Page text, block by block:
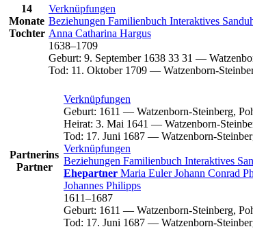
14
Monate
Tochter
Verknüpfungen
Beziehungen Familienbuch Interaktives
Anna Catharina Hargus
1638–1709
Geburt: 9. September 1638 33 31 —
Tod: 11. Oktober 1709 — Watzenborn-
Partnerins
Partner
Verknüpfungen
Geburt: 1611 — Watzenborn-Steinberg,
Heirat: 3. Mai 1641 — Watzenborn-
Tod: 17. Juni 1687 — Watzenborn-
Verknüpfungen
Beziehungen Familienbuch Interaktives
Ehepartner Maria Euler Johann Conrad
Johannes Philipps
1611–1687
Geburt: 1611 — Watzenborn-Steinberg,
Tod: 17. Juni 1687 — Watzenborn-